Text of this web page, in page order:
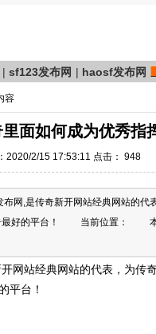
| sf123发布网 | haosf发布网
容
面如何成为优秀指
2020/2/15 17:53:11 点击： 948
,是传奇新开网站经典网站的代
奇最好的平台！ 当前位置： 本
网站经典网站的代表，为传
平台！